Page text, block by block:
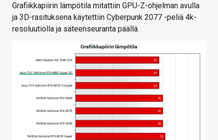
Grafiikkapiirin lämpötila mitattiin GPU-Z-ohjelman avulla
ja 3D-rasituksena käytettiin Cyberpunk 2077 -peliä 4k-
resoluutiolla ja säteenseuranta päällä.